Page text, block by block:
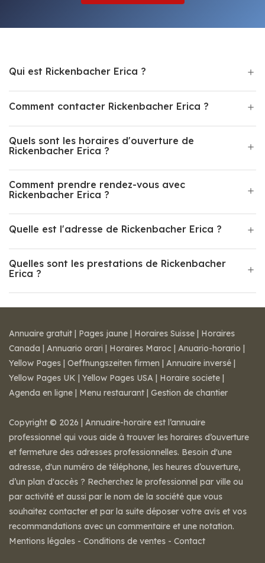
Qui est Rickenbacher Erica ?
Comment contacter Rickenbacher Erica ?
Quels sont les horaires d'ouverture de
Rickenbacher Erica ?
Comment prendre rendez-vous avec
Rickenbacher Erica ?
Quelle est l'adresse de Rickenbacher Erica ?
Quelles sont les prestations de Rickenbacher
Erica ?
Annuaire gratuit | Pages jaune | Horaires Suisse | Horaires
Canada | Annuario orari | Horaires Maroc | Anuario-horario |
Yellow Pages | Oeffnungszeiten firmen | Annuaire inversé |
Yellow Pages UK | Yellow Pages USA | Horaire societe |
Agenda en ligne | Menu restaurant | Gestion de chantier
Copyright © 2026 | Annuaire-horaire est l’annuaire
professionnel qui vous aide à trouver les horaires d’ouverture
et fermeture des adresses professionnelles. Besoin d'une
adresse, d'un numéro de téléphone, les heures d’ouverture,
d’un plan d'accès ? Recherchez le professionnel par ville ou
par activité et aussi par le nom de la société que vous
souhaitez contacter et par la suite déposer votre avis et vos
recommandations avec un commentaire et une notation.
Mentions légales - Conditions de ventes - Contact